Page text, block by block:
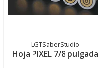
LGTSaberStudio
Hoja PIXEL 7/8 pulgada